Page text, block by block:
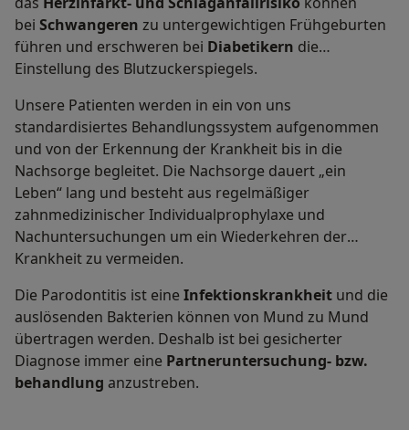
bei Schwangeren zu untergewichtigen Frühgeburten
führen und erschweren bei Diabetikern die
Einstellung des Blutzuckerspiegels.
Unsere Patienten werden in ein von uns
standardisiertes Behandlungssystem aufgenommen
und von der Erkennung der Krankheit bis in die
Nachsorge begleitet. Die Nachsorge dauert „ein
Leben“ lang und besteht aus regelmäßiger
zahnmedizinischer Individualprophylaxe und
Nachuntersuchungen um ein Wiederkehren der
Krankheit zu vermeiden.
Die Parodontitis ist eine Infektionskrankheit und die
auslösenden Bakterien können von Mund zu Mund
übertragen werden. Deshalb ist bei gesicherter
Diagnose immer eine Partneruntersuchung- bzw.
behandlung anzustreben.